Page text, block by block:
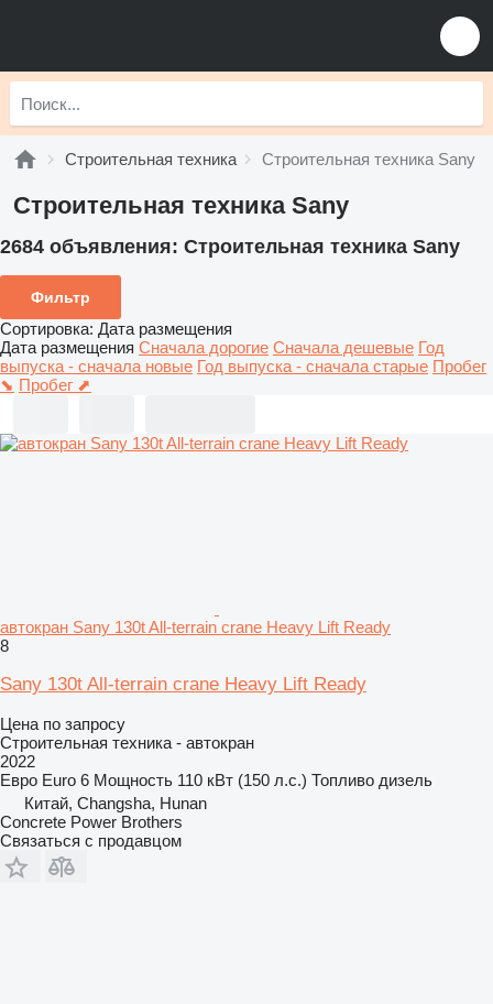
Строительная техника Строительная техника Sany
Строительная техника Sany
2684 объявления: Строительная техника Sany
Фильтр
Сортировка: Дата размещения
Дата размещения Сначала дорогие Сначала дешевые Год
выпуска - сначала новые Год выпуска - сначала старые Пробег
⬊ Пробег ⬈
автокран Sany 130t All-terrain crane Heavy Lift Ready
8
Sany 130t All-terrain crane Heavy Lift Ready
Цена по запросу
Строительная техника - автокран
2022
Евро Euro 6 Мощность 110 кВт (150 л.с.) Топливо дизель
Китай, Changsha, Hunan
Concrete Power Brothers
Связаться с продавцом